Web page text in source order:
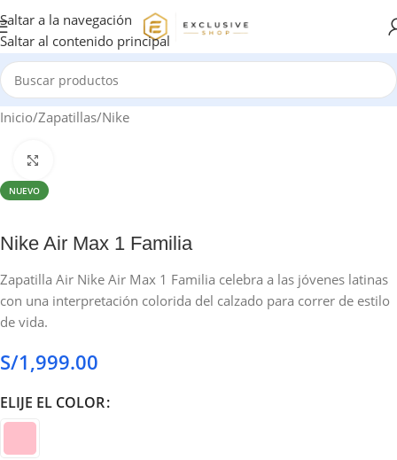
Saltar a la navegación
Saltar al contenido principal
Inicio/Zapatillas/Nike
NUEVO
Nike Air Max 1 Familia
Zapatilla Air Nike Air Max 1 Familia celebra a las jóvenes latinas
con una interpretación colorida del calzado para correr de estilo
de vida.
S/1,999.00
ELIJE EL COLOR